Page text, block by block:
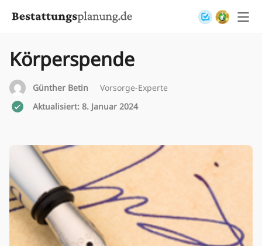
Körperspende
Günther Betin
Vorsorge-Experte
Aktualisiert: 8. Januar 2024